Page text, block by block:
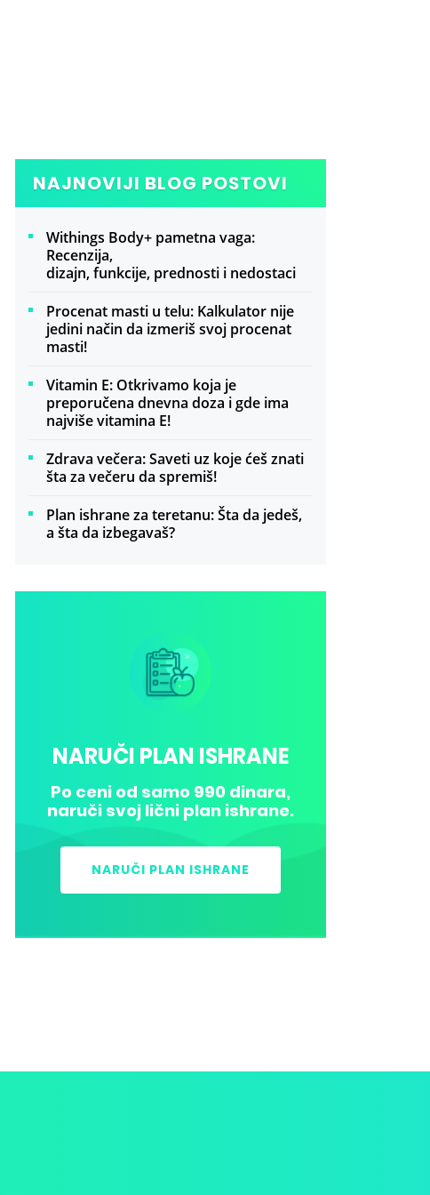
NAJNOVIJI BLOG POSTOVI
Withings Body+ pametna vaga:
Recenzija,
dizajn, funkcije, prednosti i nedostaci
Procenat masti u telu: Kalkulator nije
jedini način da izmeriš svoj procenat
masti!
Vitamin E: Otkrivamo koja je
preporučena dnevna doza i gde ima
najviše vitamina E!
Zdrava večera: Saveti uz koje ćeš znati
šta za večeru da spremiš!
Plan ishrane za teretanu: Šta da jedeš,
a šta da izbegavaš?
NARUČI PLAN ISHRANE
Po ceni od samo 990 dinara,
naruči svoj lični plan ishrane.
NARUČI PLAN ISHRANE